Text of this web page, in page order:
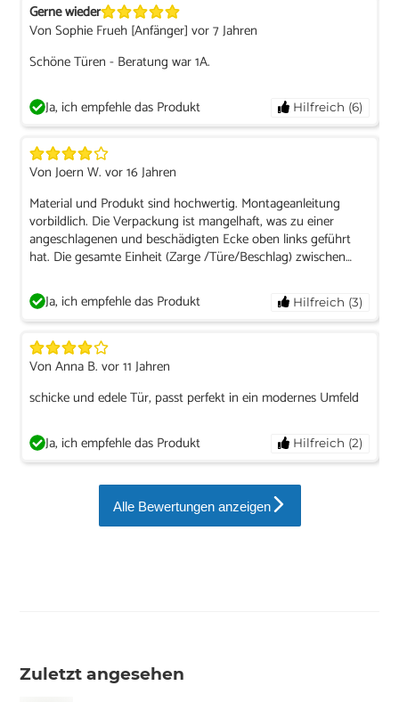
Gerne wieder
Von Sophie Frueh [Anfänger] vor 7 Jahren
Schöne Türen - Beratung war 1A.
Ja, ich empfehle das Produkt Hilfreich (6)
Von Joern W. vor 16 Jahren
Material und Produkt sind hochwertig. Montageanleitung
vorbildlich. Die Verpackung ist mangelhaft, was zu einer
angeschlagenen und beschädigten Ecke oben links geführt
hat. Die gesamte Einheit (Zarge /Türe/Beschlag) zwischen
soll allerdings ein normal Sterblicher mit den Platten
anfangen, wenn der Spediteur die Rücknahme verweigert?
MfG - Joern Wachner/DID
Ja, ich empfehle das Produkt Hilfreich (3)
Von Anna B. vor 11 Jahren
schicke und edele Tür, passt perfekt in ein modernes Umfeld
Ja, ich empfehle das Produkt Hilfreich (2)
Alle Bewertungen anzeigen
Zuletzt angesehen